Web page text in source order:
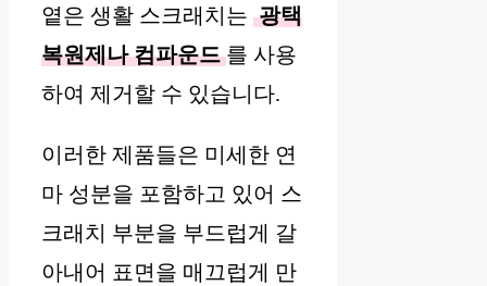
옅은 생활 스크래치는 광택
복원제나 컴파운드 를 사용
하여 제거할 수 있습니다.
이러한 제품들은 미세한 연
마 성분을 포함하고 있어 스
크래치 부분을 부드럽게 갈
아내어 표면을 매끄럽게 만